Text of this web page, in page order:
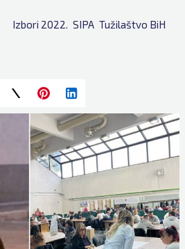
Izbori 2022. SIPA Tužilaštvo BiH